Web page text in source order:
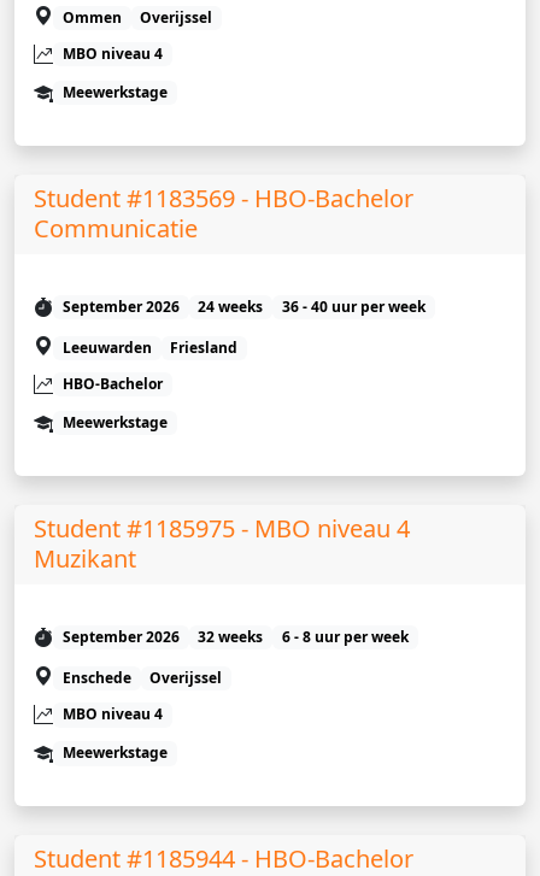
Ommen
Overijssel
MBO niveau 4
Meewerkstage
Student #1183569 - HBO-Bachelor
Communicatie
September 2026 24 weeks
36 - 40 uur per week
Leeuwarden
Friesland
HBO-Bachelor
Meewerkstage
Student #1185975 - MBO niveau 4
Muzikant
September 2026 32 weeks
6 - 8 uur per week
Enschede
Overijssel
MBO niveau 4
Meewerkstage
Student #1185944 - HBO-Bachelor